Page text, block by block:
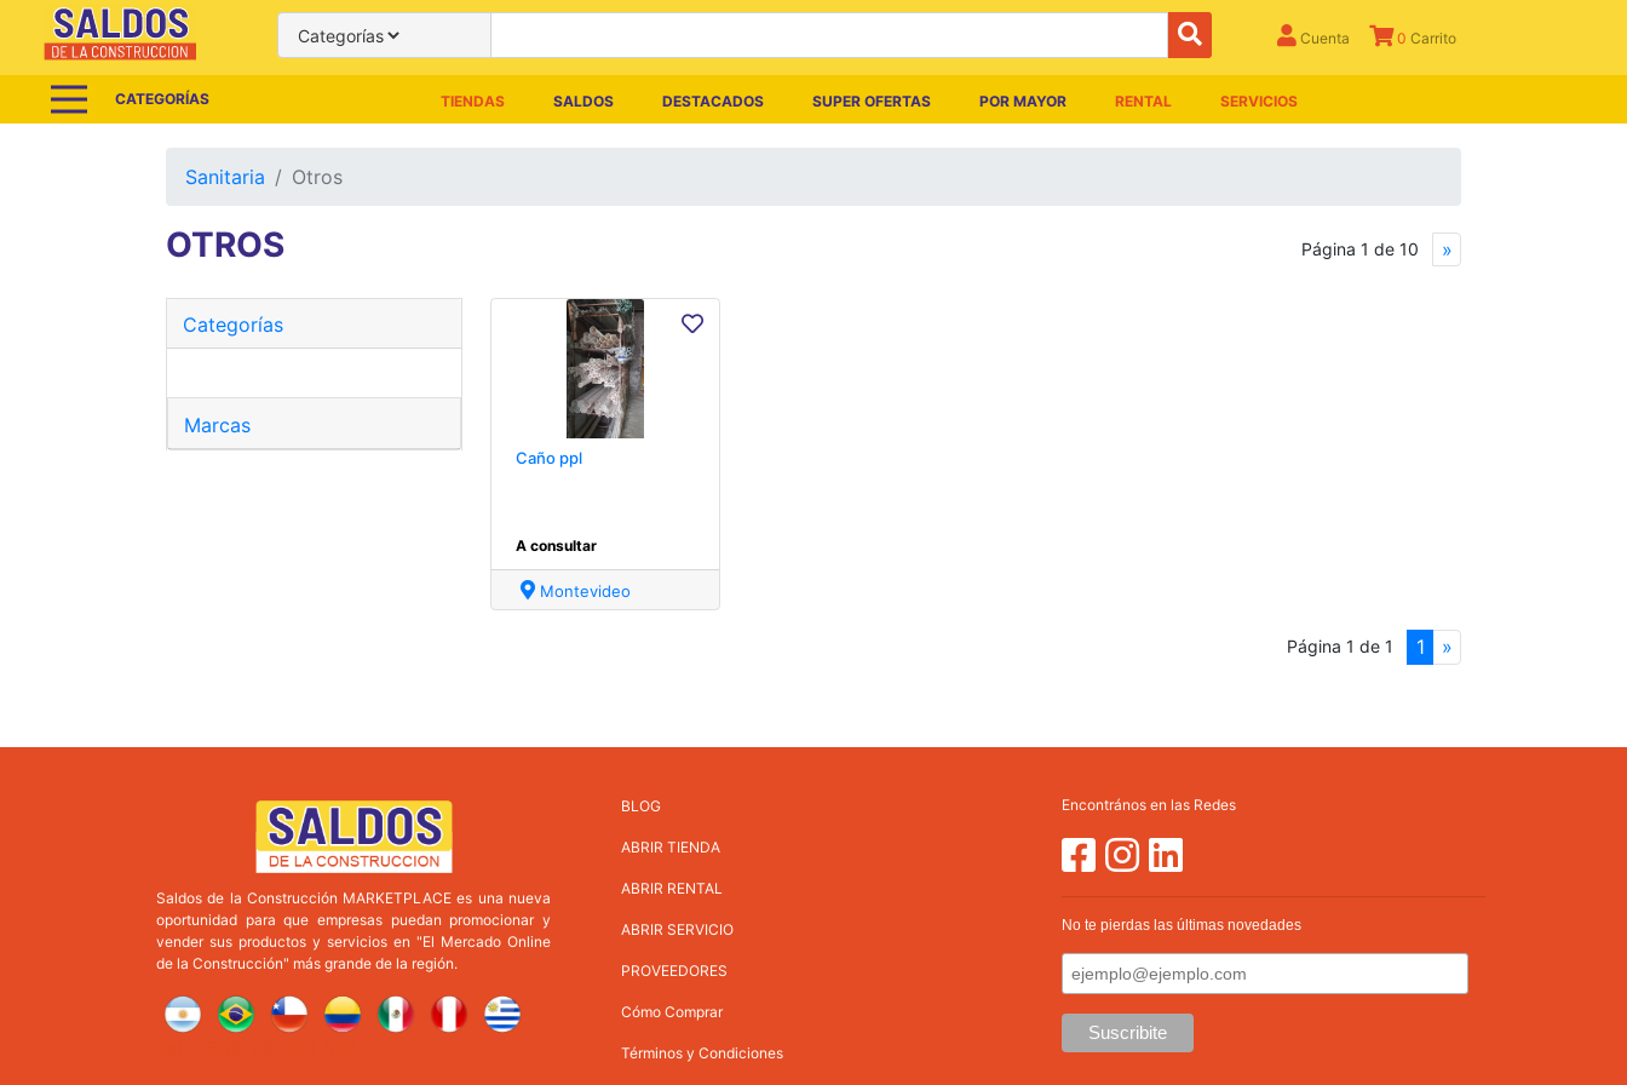
Cuenta 0 Carrito
CATEGORÍAS TIENDAS SALDOS DESTACADOS SUPER OFERTAS POR MAYOR RENTAL SERVICIOS
Sanitaria Otros
OTROS Página 1 de 10 »Next
Categorías
Marcas
Caño ppl
A consultar
Montevideo
Página 1 de 1 1(current)
»Next
Saldos de la Construcción MARKETPLACE es una nueva
oportunidad para que empresas puedan promocionar y
vender sus productos y servicios en "El Mercado Online
de la Construcción" más grande de la región.
BLOG
ABRIR TIENDA
ABRIR RENTAL
ABRIR SERVICIO
PROVEEDORES
Cómo Comprar
Términos y Condiciones
Encontrános en las Redes
No te pierdas las últimas novedades